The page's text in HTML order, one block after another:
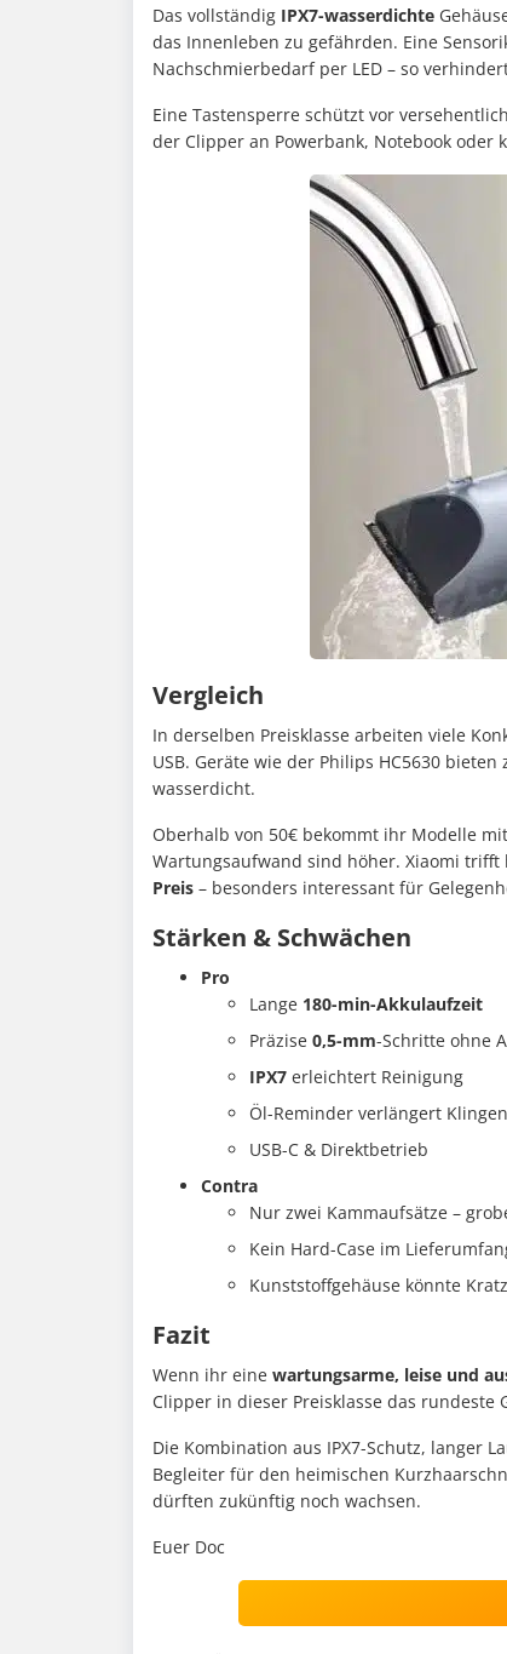
Das vollständig IPX7-wasserdichte
das Innenleben zu gefährden. Eine
Nachschmierbedarf per LED – so
Eine Tastensperre schützt vor
der Clipper an Powerbank, Notebook oder
Vergleich
In derselben Preisklasse arbeiten viele
USB. Geräte wie der Philips HC5630
wasserdicht.
Oberhalb von 50€ bekommt ihr Modelle
Wartungsaufwand sind höher. Xiaomi trifft
Preis – besonders interessant für
Stärken & Schwächen
Pro
Lange 180-min-Akkulaufzeit
Präzise 0,5-mm-Schritte ohne
IPX7 erleichtert Reinigung
Öl-Reminder verlängert
USB-C & Direktbetrieb
Contra
Nur zwei Kammaufsätze –
Kein Hard-Case im
Kunststoffgehäuse könnte
Fazit
Wenn ihr eine wartungsarme, leise und
Clipper in dieser Preisklasse das rundeste
Die Kombination aus IPX7-Schutz, langer
Begleiter für den heimischen
dürften zukünftig noch wachsen.
Euer Doc